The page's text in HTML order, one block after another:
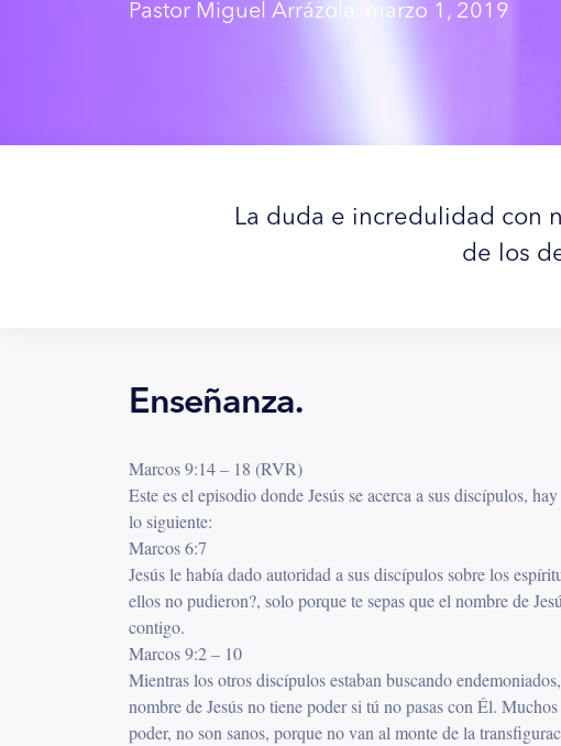
Pastor Miguel Arrázola. marzo 1, 2019
La duda e incredulidad con
de los
Enseñanza.
Marcos 9:14 – 18 (RVR)
Este es el episodio donde Jesús se acerca a sus discípulos,
lo siguiente:
Marcos 6:7
Jesús le había dado autoridad a sus discípulos sobre los
ellos no pudieron?, solo porque te sepas que el nombre de
contigo.
Marcos 9:2 – 10
Mientras los otros discípulos estaban buscando
nombre de Jesús no tiene poder si tú no pasas con Él.
poder, no son sanos, porque no van al monte de la